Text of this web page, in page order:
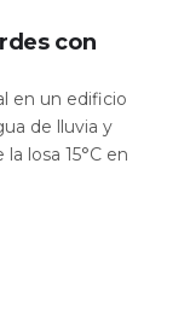
con
en un edificio
de lluvia y
losa 15°C en